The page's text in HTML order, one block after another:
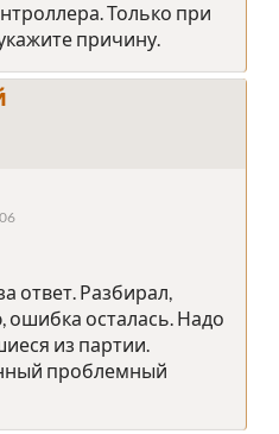
Только при
причину.
ответ. Разбирал,
ошибка осталась. Надо
из партии.
проблемный